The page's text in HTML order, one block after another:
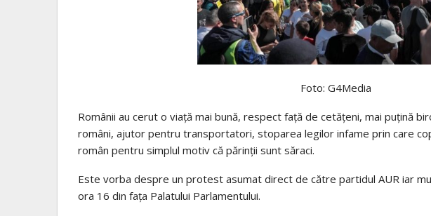
Foto: G4Media
Românii au cerut o viață mai bună, respect față de cetățeni, mai puțină
români, ajutor pentru transportatori, stoparea legilor infame prin care
român pentru simplul motiv că părinții sunt săraci.
Este vorba despre un protest asumat direct de către partidul AUR iar
ora 16 din fața Palatului Parlamentului.